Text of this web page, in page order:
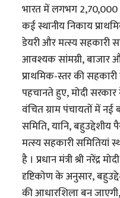
भारत में लगभग 2,70,000
कई स्थानीय निकाय
डेयरी और मत्स्य सहकारी
आवश्यक सांमग्री, बाजार
प्राथमिक-स्तर की
पहचानते हुए, मोदी
वंचित ग्राम पंचायतों में नई
समिति, यानि,
मत्स्य सहकारी समितियां
है । प्रधान मंत्री श्री नरेंद्र
दृष्टिकोण के अनुसार,
की आधारशिला बन